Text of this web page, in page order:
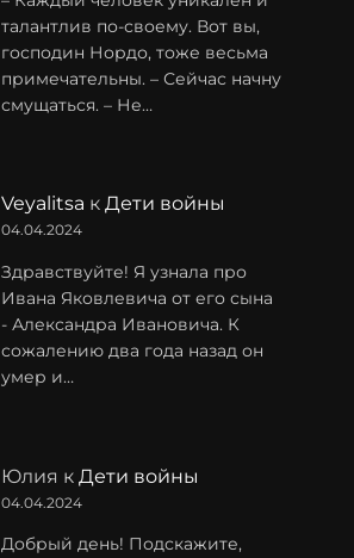
талантлив по-своему. Вот вы,
господин Нордо, тоже весьма
примечательны. – Сейчас начну
смущаться. – Не…
Veyalitsa к Дети войны
04.04.2024
Здравствуйте! Я узнала про
Ивана Яковлевича от его сына
- Александра Ивановича. К
сожалению два года назад он
умер и…
Юлия к Дети войны
04.04.2024
Добрый день! Подскажите,